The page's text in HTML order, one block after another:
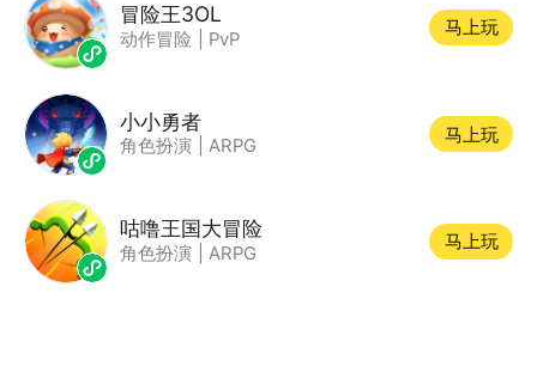
冒险王3OL
动作冒险 PvP
马上玩
小小勇者
角色扮演 ARPG
马上玩
咕噜王国大冒险
角色扮演 ARPG
马上玩